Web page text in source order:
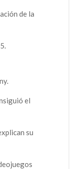
de la
el
su